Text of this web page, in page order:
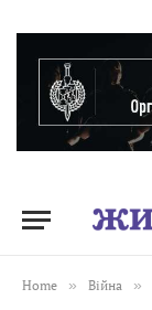
Home » Війна »